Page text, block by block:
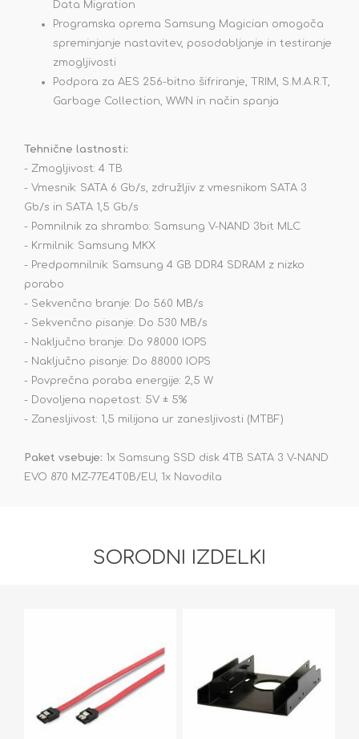
Data Migration
Programska oprema Samsung Magician omogoča
spreminjanje nastavitev, posodabljanje in testiranje
zmogljivosti
Podpora za AES 256-bitno šifriranje, TRIM, S.M.A.R.T,
Garbage Collection, WWN in način spanja
Tehnične lastnosti:
- Zmogljivost: 4 TB
- Vmesnik: SATA 6 Gb/s, združljiv z vmesnikom SATA 3
Gb/s in SATA 1,5 Gb/s
- Pomnilnik za shrambo: Samsung V-NAND 3bit MLC
- Krmilnik: Samsung MKX
- Predpomnilnik: Samsung 4 GB DDR4 SDRAM z nizko
porabo
- Sekvenčno branje: Do 560 MB/s
- Sekvenčno pisanje: Do 530 MB/s
- Naključno branje: Do 98000 IOPS
- Naključno pisanje: Do 88000 IOPS
- Povprečna poraba energije: 2,5 W
- Dovoljena napetost: 5V ± 5%
- Zanesljivost: 1,5 milijona ur zanesljivosti (MTBF)
Paket vsebuje: 1x Samsung SSD disk 4TB SATA 3 V-NAND
EVO 870 MZ-77E4T0B/EU, 1x Navodila
SORODNI IZDELKI